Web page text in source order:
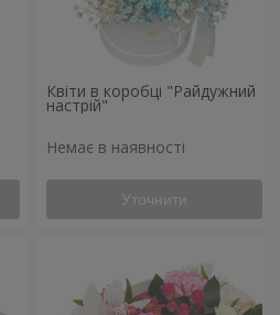
Квіти в коробці "Райдужний
настрій"
Немає в наявності
Уточнити